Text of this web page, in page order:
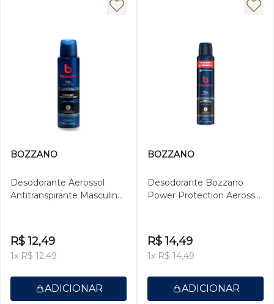
BOZZANO
Desodorante Aerossol
Antitranspirante Masculino
R$ 12,49
1x R$ 12,49
ADICIONAR
BOZZANO
Desodorante Bozzano
Power Protection Aerossol
R$ 14,49
1x R$ 14,49
ADICIONAR